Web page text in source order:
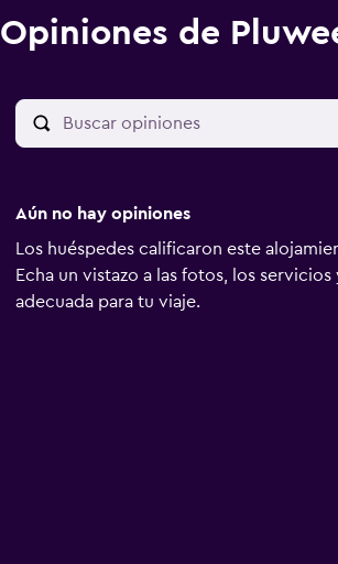
Opiniones de
Aún no hay opiniones
Los huéspedes calificaron este
Echa un vistazo a las fotos, los
adecuada para tu viaje.